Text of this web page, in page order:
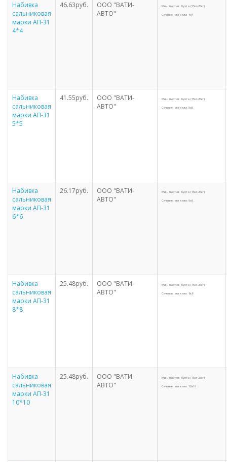
Набивка
сальниковая
марки АП-31
4*4
46.63руб.
ООО "ВАТИ-
АВТО"
Мин. партия: бухта (15кг-25кг)
Сечение, мм х мм: 4х4
Набивка
сальниковая
марки АП-31
5*5
41.55руб.
ООО "ВАТИ-
АВТО"
Мин. партия: бухта (15кг-25кг)
Сечение, мм х мм: 5х5
Набивка
сальниковая
марки АП-31
6*6
26.17руб.
ООО "ВАТИ-
АВТО"
Мин. партия: бухта (15кг-25кг)
Сечение, мм х мм: 6х6
Набивка
сальниковая
марки АП-31
8*8
25.48руб.
ООО "ВАТИ-
АВТО"
Мин. партия: бухта (15кг-25кг)
Сечение, мм х мм: 8х8
Набивка
сальниковая
марки АП-31
10*10
25.48руб.
ООО "ВАТИ-
АВТО"
Мин. партия: бухта (15кг-25кг)
Сечение, мм х мм: 10х10